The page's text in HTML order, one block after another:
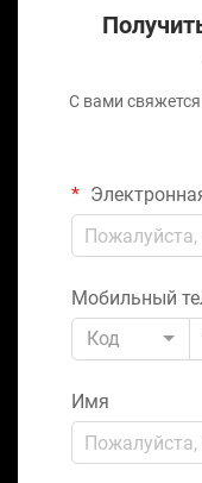
С вами
Мобильный
Код
Имя